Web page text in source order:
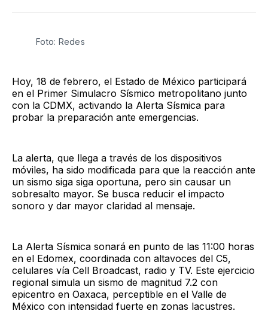
TwitterFacebook
LinkedIn
Email
Foto: Redes
Hoy, 18 de febrero, el Estado de México participará
en el Primer Simulacro Sísmico metropolitano junto
con la CDMX, activando la Alerta Sísmica para
probar la preparación ante emergencias.
La alerta, que llega a través de los dispositivos
móviles, ha sido modificada para que la reacción ante
un sismo siga siga oportuna, pero sin causar un
sobresalto mayor. Se busca reducir el impacto
sonoro y dar mayor claridad al mensaje.
La Alerta Sísmica sonará en punto de las 11:00 horas
en el Edomex, coordinada con altavoces del C5,
celulares vía Cell Broadcast, radio y TV. Este ejercicio
regional simula un sismo de magnitud 7.2 con
epicentro en Oaxaca, perceptible en el Valle de
México con intensidad fuerte en zonas lacustres.